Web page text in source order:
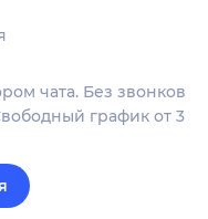
чата. Без звонков
график от 3